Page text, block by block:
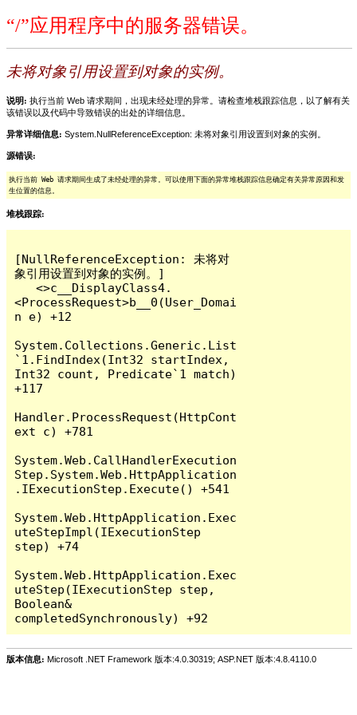
“/”应用程序中的服务器错误。
未将对象引用设置到对象的实例。
说明: 执行当前 Web 请求期间，出现未经处理的异常。请检查堆栈跟踪信息，以了解有关
该错误以及代码中导致错误的出处的详细信息。
异常详细信息: System.NullReferenceException: 未将对象引用设置到对象的实例。
源错误:
执行当前 Web 请求期间生成了未经处理的异常。可以使用下面的异常堆栈跟踪信息确定有关异常原因和发
生位置的信息。
堆栈跟踪:
[NullReferenceException: 未将对
象引用设置到对象的实例。]
   <>c__DisplayClass4.
<ProcessRequest>b__0(User_Domai
n e) +12
System.Collections.Generic.List
`1.FindIndex(Int32 startIndex,
Int32 count, Predicate`1 match)
+117
Handler.ProcessRequest(HttpCont
ext c) +781
System.Web.CallHandlerExecution
Step.System.Web.HttpApplication
.IExecutionStep.Execute() +541
System.Web.HttpApplication.Exec
uteStepImpl(IExecutionStep
step) +74
System.Web.HttpApplication.Exec
uteStep(IExecutionStep step,
Boolean&
版本信息: Microsoft .NET Framework 版本:4.0.30319; ASP.NET 版本:4.8.4110.0